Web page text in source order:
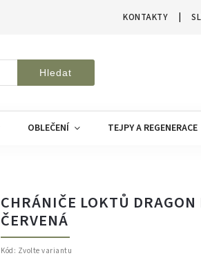
KONTAKTY
Hledat
OBLEČENÍ TEJPY A REGENERACE
CHRÁNIČE LOKTŮ
ČERVENÁ
Kód: Zvolte variantu